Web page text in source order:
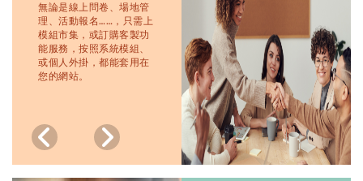
無論是線上問卷、場地管
理、活動報名……，只需上
模組市集 ，或訂購客製功
能服務，按照系統模組、
或個人外掛，都能套用在
您的網站。